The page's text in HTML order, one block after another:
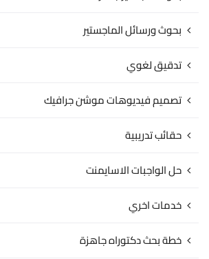
بحوث ورسائل الماجستير
تدقيق لغوي
تصميم فيديوهات موشن جرافيك
حقائب تدريبية
حل الواجبات الاسايمنت
خدمات اخري
خطة بحث دكتوراه جاهزة